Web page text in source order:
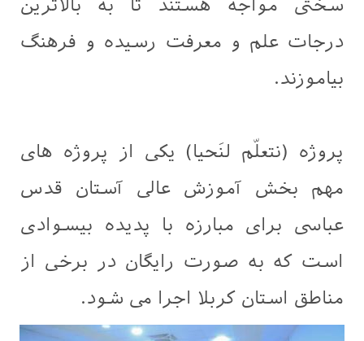
سختی مواجه هستند تا به بالاترین
درجات علم و معرفت رسیده و فرهنگ
بیاموزند.
پروژه (نتعلّم لنَحيا) یکی از پروژه های
مهم بخش آموزش عالی آستان قدس
عباسی برای مبارزه با پدیده بیسوادی
است که به صورت رایگان در برخی از
مناطق استان کربلا اجرا می شود.